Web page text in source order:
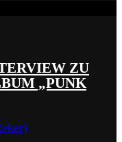
ZU
„PUNK